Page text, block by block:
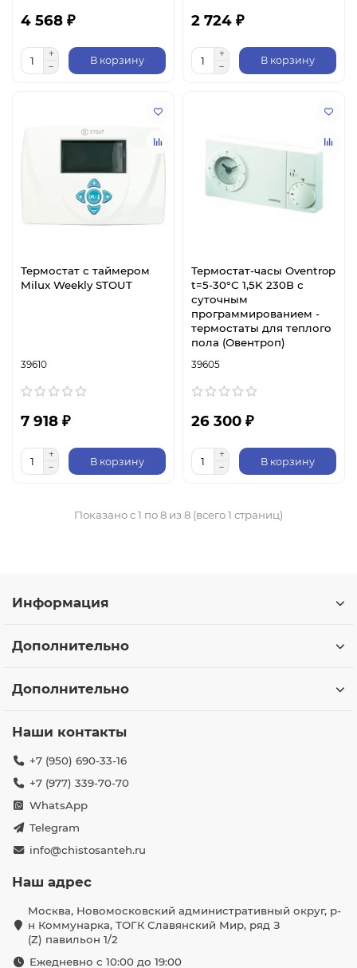
4 568 ₽
В корзину
2 724 ₽
В корзину
Термостат с таймером
Milux Weekly STOUT
39610
7 918 ₽
В корзину
Термостат-часы Oventrop
t=5-30°C 1,5K 230В с
суточным
программированием -
термостаты для теплого
пола (Овентроп)
39605
26 300 ₽
В корзину
Показано с 1 по 8 из 8 (всего 1 страниц)
Информация
Дополнительно
Дополнительно
Наши контакты
+7 (950) 690-33-16
+7 (977) 339-70-70
WhatsApp
Telegram
info@chistosanteh.ru
Наш адрес
Москва, Новомосковский административный округ, р-
н Коммунарка, ТОГК Славянский Мир, ряд З
(Z) павильон 1/2
Ежедневно с 10:00 до 19:00